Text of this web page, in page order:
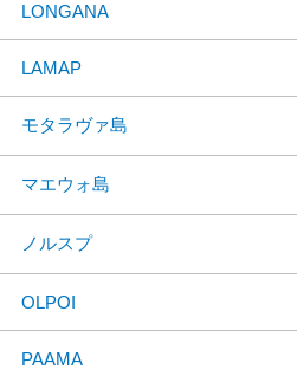
LONGANA
LAMAP
モタラヴァ島
マエウォ島
ノルスプ
OLPOI
PAAMA